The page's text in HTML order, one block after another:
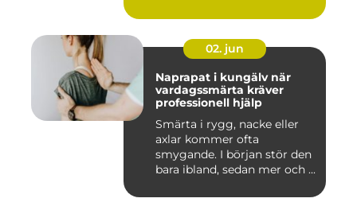
02. jun
Naprapat i kungälv när
vardagssmärta kräver
professionell hjälp
Smärta i rygg, nacke eller
axlar kommer ofta
smygande. I början stör den
bara ibland, sedan mer och ...